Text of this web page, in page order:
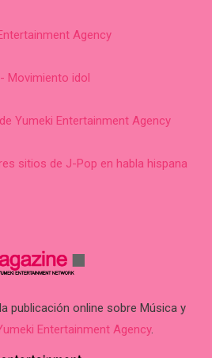
Agency
Movimiento idol
Yumeki Entertainment Agency
sitios de J-Pop en habla hispana
publicación online sobre Música y
Entertainment Agency.